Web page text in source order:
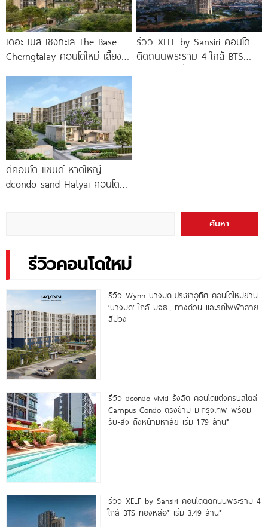
เดอะ เบส เชิงทะเล The Base
Cherngtalay คอนโดใหม่ เลี้ยง
รีวิว XELF by Sansiri คอนโด
ติดถนนพระราม 4 ใกล้ BTS
ดีคอนโด แซนด์ หาดใหญ่
dcondo sand Hatyai คอนโด
ค้นหา
รีวิวคอนโดใหม่
รีวิว Wynn บางมด-ประชาอุทิศ คอนโดใหม่ย่าน
‘บางมด’ ใกล้ มจธ., ทางด่วน และรถไฟฟ้าสาย
สีม่วง
รีวิว dcondo vivid รังสิต คอนโดแต่งครบสไตล์
Campus Condo ตรงข้าม ม.กรุงเทพ พร้อม
รับ-ส่ง ถึงหน้ามหาลัย เริ่ม 1.79 ล้าน*
รีวิว XELF by Sansiri คอนโดติดถนนพระราม 4
ใกล้ BTS ทองหล่อ* เริ่ม 3.49 ล้าน*